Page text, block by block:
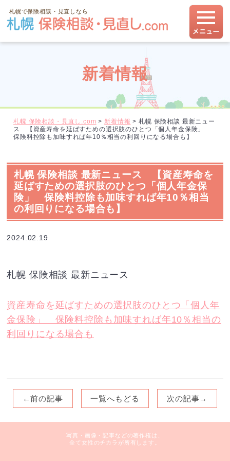
札幌で保険相談・見直しなら
新着情報
札幌 保険相談・見直し.com > 新着情報 > 札幌 保険相談 最新ニュー
ス 【資産寿命を延ばすための選択肢のひとつ「個人年金保険」
保険料控除も加味すれば年10％相当の利回りになる場合も】
札幌 保険相談 最新ニュース 【資産寿命を
延ばすための選択肢のひとつ「個人年金保
険」 保険料控除も加味すれば年10％相当
の利回りになる場合も】
2024.02.19
札幌 保険相談 最新ニュース
資産寿命を延ばすための選択肢のひとつ「個人年
金保険」 保険料控除も加味すれば年10％相当の
利回りになる場合も
←前の記事 一覧へもどる 次の記事→
写真・画像・記事などの著作権は、
全て女性のチカラが所有します。